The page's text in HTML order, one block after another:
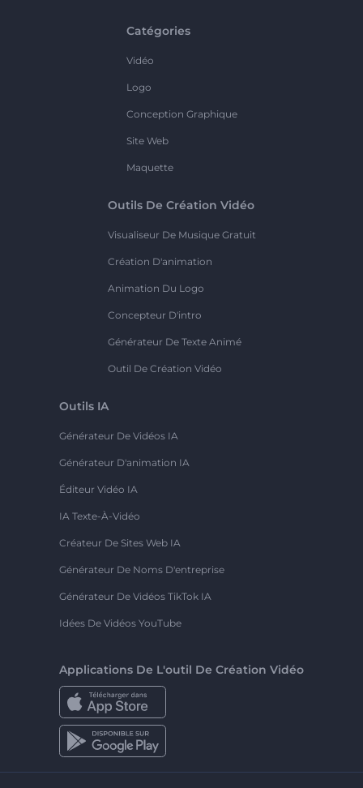
Catégories
Vidéo
Logo
Conception Graphique
Site Web
Maquette
Outils De Création Vidéo
Visualiseur De Musique Gratuit
Création D'animation
Animation Du Logo
Concepteur D'intro
Générateur De Texte Animé
Outil De Création Vidéo
Outils IA
Générateur De Vidéos IA
Générateur D'animation IA
Éditeur Vidéo IA
IA Texte-À-Vidéo
Créateur De Sites Web IA
Générateur De Noms D'entreprise
Générateur De Vidéos TikTok IA
Idées De Vidéos YouTube
Applications De L'outil De Création Vidéo